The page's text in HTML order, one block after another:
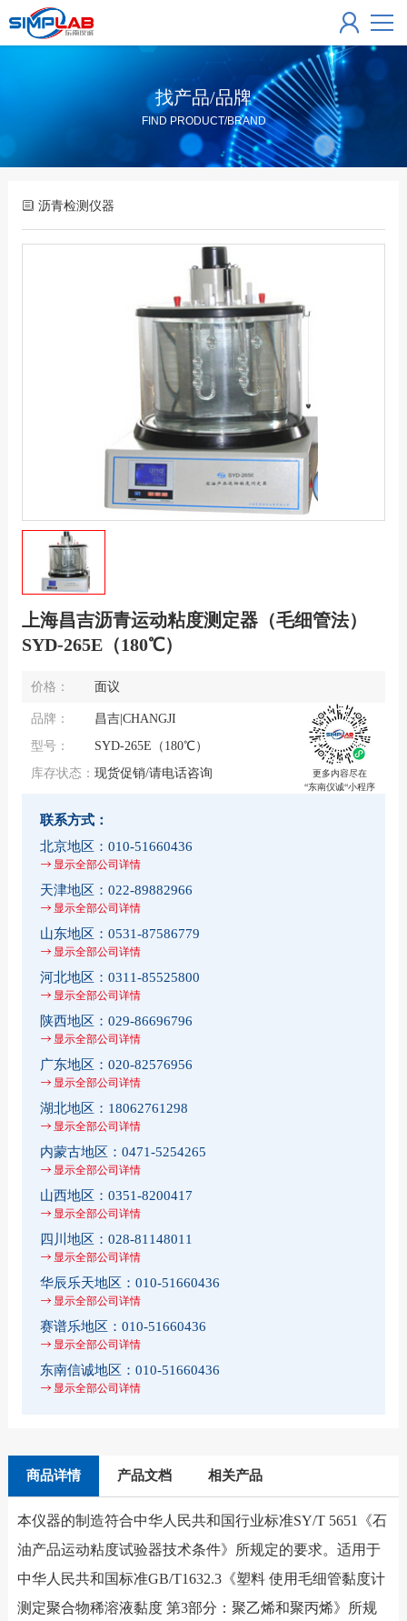
找产品/品牌
FIND PRODUCT/BRAND
沥青检测仪器
上海昌吉沥青运动粘度测定器（毛细管法）
SYD-265E（180℃）
价格： 面议
更多内容尽在
“东南仪诚“小程序
品牌：
昌吉|CHANGJI
型号：
SYD-265E（180℃）
库存状态： 现货促销/请电话咨询
联系方式：
北京地区： 010-51660436
显示全部公司详情
天津地区： 022-89882966
显示全部公司详情
山东地区： 0531-87586779
显示全部公司详情
河北地区： 0311-85525800
显示全部公司详情
陕西地区： 029-86696796
显示全部公司详情
广东地区： 020-82576956
显示全部公司详情
湖北地区： 18062761298
显示全部公司详情
内蒙古地区： 0471-5254265
显示全部公司详情
山西地区： 0351-8200417
显示全部公司详情
四川地区： 028-81148011
显示全部公司详情
华辰乐天地区： 010-51660436
显示全部公司详情
赛谱乐地区： 010-51660436
显示全部公司详情
东南信诚地区： 010-51660436
显示全部公司详情
商品详情 产品文档 相关产品
本仪器的制造符合中华人民共和国行业标准SY/T 5651《石
油产品运动粘度试验器技术条件》所规定的要求。适用于
中华人民共和国标准GB/T1632.3《塑料 使用毛细管黏度计
测定聚合物稀溶液黏度 第3部分：聚乙烯和聚丙烯》所规